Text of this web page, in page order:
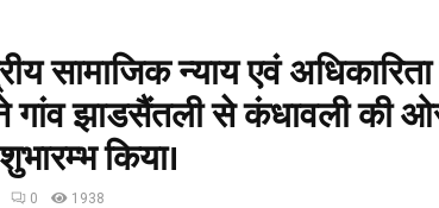
सामाजिक न्याय एवं
गांव झाडसैंतली से कंधावली की
किया।
0 1938